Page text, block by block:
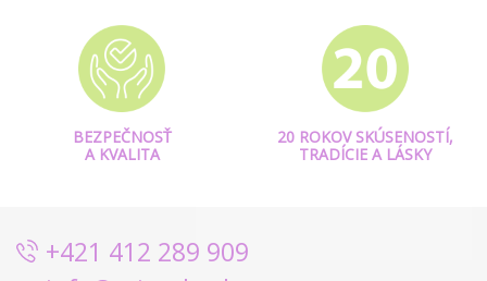
BEZPEČNOSŤ
A KVALITA
20 ROKOV SKÚSENOSTÍ,
TRADÍCIE A LÁSKY
+421 412 289 909